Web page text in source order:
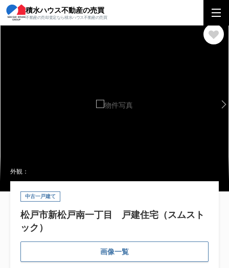
積水ハウス不動産の売買
不動産の売却査定なら積水ハウス不動産の売買
積水ハウス不動産の売買 関東エリア 松
中古一戸建て
松戸市新松戸南一丁目 戸建住宅（スムスト
ック）
画像一覧
外観：